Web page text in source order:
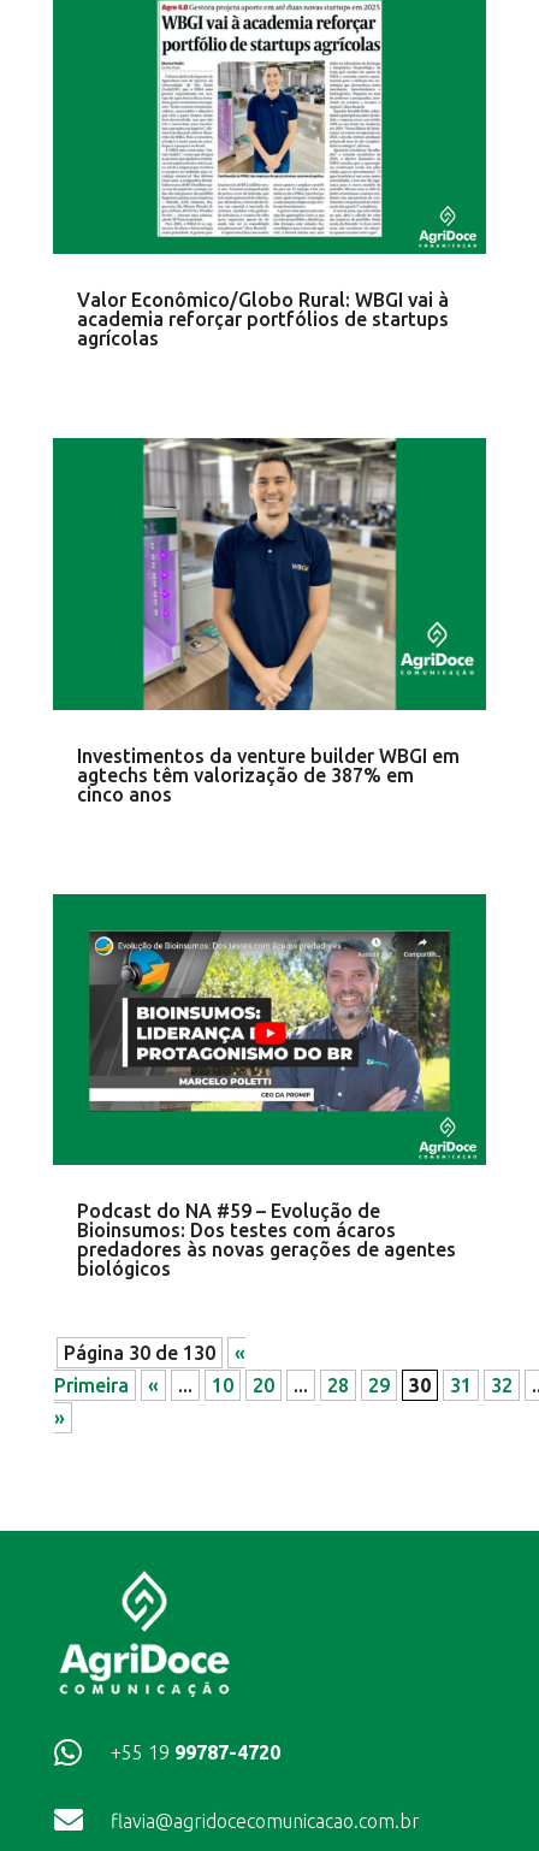
Valor Econômico/Globo Rural: WBGI vai à
academia reforçar portfólios de startups
agrícolas
Investimentos da venture builder WBGI em
agtechs têm valorização de 387% em
cinco anos
Podcast do NA #59 – Evolução de
Bioinsumos: Dos testes com ácaros
predadores às novas gerações de agentes
biológicos
Página 30 de 130
«
Primeira
« ... 10 20 ... 28 29 30 31 32
»
 +55 19 99787-4720
 flavia@agridocecomunicacao.com.br